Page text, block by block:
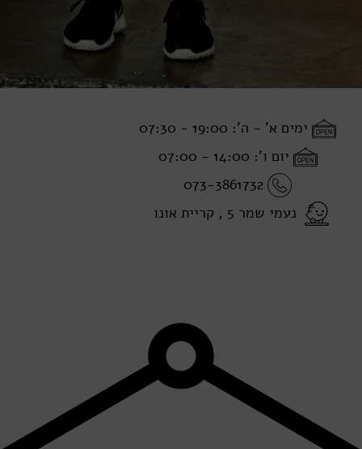
ימים א' - ה': 19:00 - 07:30
יום ו': 14:00 - 07:00
073-3861732
נעמי שמר 5 , קריית אונו